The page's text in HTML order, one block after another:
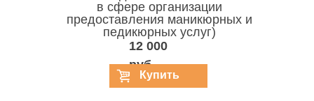
в сфере организации
предоставления маникюрных и
педикюрных услуг)
12 000
руб.
Купить
курс